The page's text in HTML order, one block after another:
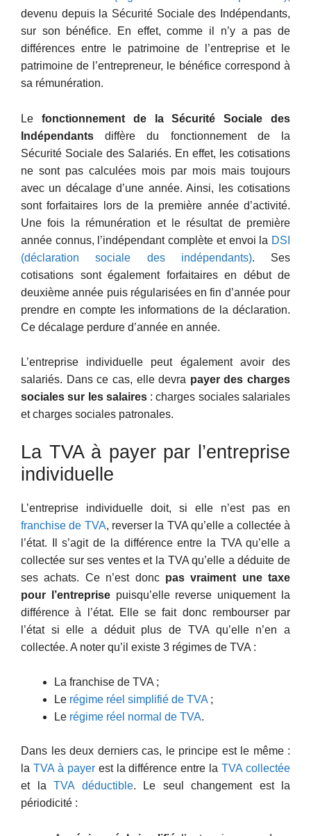
devenu depuis la Sécurité Sociale des Indépendants,
sur son bénéfice. En effet, comme il n’y a pas de
différences entre le patrimoine de l’entreprise et le
patrimoine de l’entrepreneur, le bénéfice correspond à
sa rémunération.
Le fonctionnement de la Sécurité Sociale des
Indépendants diffère du fonctionnement de la
Sécurité Sociale des Salariés. En effet, les cotisations
ne sont pas calculées mois par mois mais toujours
avec un décalage d’une année. Ainsi, les cotisations
sont forfaitaires lors de la première année d’activité.
Une fois la rémunération et le résultat de première
année connus, l’indépendant complète et envoi la DSI
(déclaration sociale des indépendants). Ses
cotisations sont également forfaitaires en début de
deuxième année puis régularisées en fin d’année pour
prendre en compte les informations de la déclaration.
Ce décalage perdure d’année en année.
L’entreprise individuelle peut également avoir des
salariés. Dans ce cas, elle devra payer des charges
sociales sur les salaires: charges sociales salariales
et charges sociales patronales.
La TVA à payer par l’entreprise
individuelle
L’entreprise individuelle doit, si elle n’est pas en
franchise de TVA, reverser la TVA qu’elle a collectée à
l’état. Il s’agit de la différence entre la TVA qu’elle a
collectée sur ses ventes et la TVA qu’elle a déduite de
ses achats. Ce n’est donc pas vraiment une taxe
pour l’entreprisepuisqu’elle reverse uniquement la
différence à l’état. Elle se fait donc rembourser par
l’état si elle a déduit plus de TVA qu’elle n’en a
collectée. A noter qu’il existe 3 régimes de TVA :
La franchise de TVA ;
Le régime réel simplifié de TVA;
Le régime réel normal de TVA.
Dans les deux derniers cas, le principe est le même :
la TVA à payerest la différence entre laTVA collectée
et la TVA déductible. Le seul changement est la
périodicité :